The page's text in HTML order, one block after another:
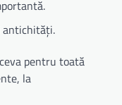
antichități.
pentru toată
la